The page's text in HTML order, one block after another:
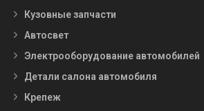
Кузовные запчасти
Автосвет
Электрооборудование автомобилей
Детали салона автомобиля
Крепеж